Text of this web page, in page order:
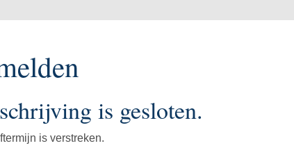
is gesloten.
is verstreken.